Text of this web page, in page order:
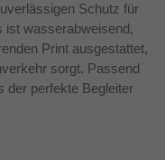
Schutz für
ist wasserabweisend,
Print ausgestattet,
sorgt. Passend
der perfekte Begleiter